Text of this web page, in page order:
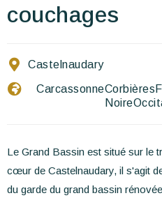
Escríbenos
couchages
Castelnaudary
CarcassonneCorbières
Noire
Le Grand Bassin est situé sur le
cœur de Castelnaudary, il s'agit
du garde du grand bassin